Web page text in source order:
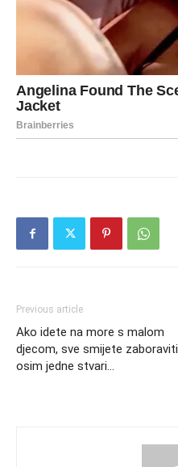
Previous article
Ako idete na more s malom
djecom, sve smijete zaboraviti
osim jedne stvari…